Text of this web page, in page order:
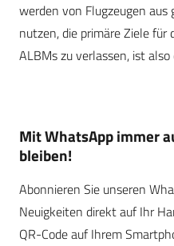
werden von Flugzeugen
nutzen, die primäre Ziele für
ALBMs zu verlassen, ist also
Mit WhatsApp immer
bleiben!
Abonnieren Sie unseren
Neuigkeiten direkt auf Ihr
QR-Code auf Ihrem